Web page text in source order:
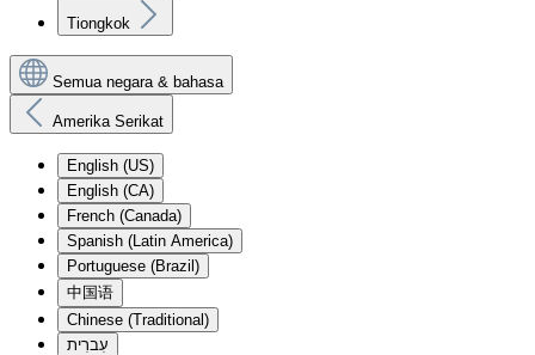
Tiongkok
Semua negara & bahasa
Amerika Serikat
English (US)
English (CA)
French (Canada)
Spanish (Latin America)
Portuguese (Brazil)
中国语
Chinese (Traditional)
עִברִית